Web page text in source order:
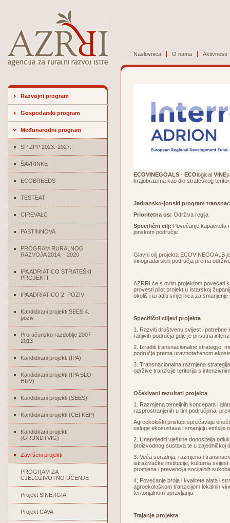
Naslovnica O nama Aktivnosti
Razvojni program
Gospodarski program
Međunarodni program
SP ZPP 2023.-2027.
ŠAVRINKE
ECOBREEDS
TESTEAT
CIREVALC
PASTINNOVA
PROGRAM RURALNOG
RAZVOJA 2014. - 2020
IPA ADRIATICO STRATEŠKI
PROJEKTI
IPA ADRIATICO 2. POZIV
Kandidirani projekti SEES 4.
poziv
Proračunsko razdoblje 2007-
2013
Kandidirani projekti (IPA)
Kandidirani projekti (IPA SLO-
HRV)
Kandidirani projekti (SEES)
Kandidirani projekti (CEI KEP)
Kandidirani projekti
(GRUNDTVIG)
Završeni projekti
PROGRAM ZA
CJELOŽIVOTNO UČENJE
Projekt SINERGIA
Projekt CAVA
ECOVINEGOALS - ECOlogical VINE
krajobrazima kao dio strateškog
Jadransko-jonski program
Prioritetna os: Održiva regija
Specifični cilj: Povećanje kapaciteta
jonskom području
Glavni cilj projekta ECOVINEGOALS
vinogradarskih područja prema
AZRRI će s ovim projektom povećati
provesti pilot projekt u Istarskoj
okoliš i izraditi smjernica za smanjenje
Specifični ciljevi projekta
1. Razviti društvenu svijest i potrebne
ranjivih područja gdje je prisutna
2. Izraditi transnacionalne strategije,
područja prema uravnoteženom
3. Transnacionalna razmjena
održive tranzicije teritorija s
Očekivani rezultati projekta
1. Razmjena temeljnih koncepata i
rasprostranjenih u tim područjima,
Agroekološki pristupi sprečavaju
usluge ekosustava i smanjuju emisije
2. Unaprijediti vještine donositelja
proizvodnog sustava te u zajedničkoj
3. Veća suradnja, razmjena i
istraživačke institucije, kulturna
promjena i prevencija socijalnih
4. Povećanje broja i kvalitete alata i
agroekološkom tranzicijom lokalnih
teritorijalnom upravljanju
Trajanje projekta